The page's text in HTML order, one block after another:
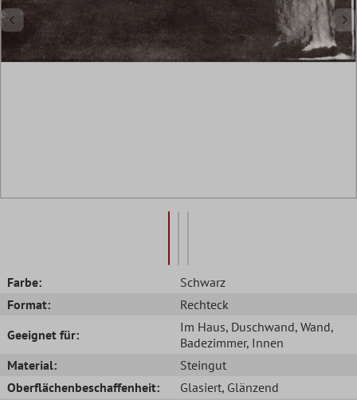
Farbe:
Schwarz
Format:
Rechteck
Geeignet für:
Im Haus, Duschwand, Wand,
Badezimmer, Innen
Material:
Steingut
Oberflächenbeschaffenheit:
Glasiert, Glänzend